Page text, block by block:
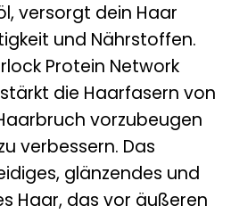
versorgt dein Haar
und Nährstoffen.
Protein Network
die Haarfasern von
vorzubeugen
verbessern. Das
glänzendes und
Haar, das vor äußeren